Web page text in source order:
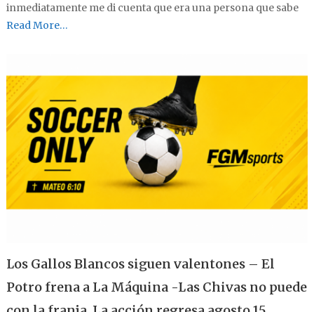
inmediatamente me di cuenta que era una persona que sabe
Read More…
Los Gallos Blancos siguen valentones – El
Potro frena a La Máquina -Las Chivas no puede